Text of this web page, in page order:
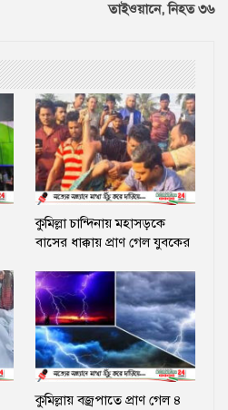
তাইওয়ানে, নিহত ৩৬
কুমিল্লা চান্দিনায় মহাসড়কে
বাসের ধাক্কায় প্রাণ গেল যুবকের
কুমিল্লায় বজ্রপাতে প্রাণ গেল ৪